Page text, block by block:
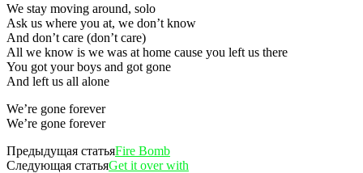
We stay moving around, solo
Ask us where you at, we don’t know
And don’t care (don’t care)
All we know is we was at home cause you left us there
You got your boys and got gone
And left us all alone
We’re gone forever
We’re gone forever
Предыдущая статьяFire Bomb
Следующая статьяGet it over with